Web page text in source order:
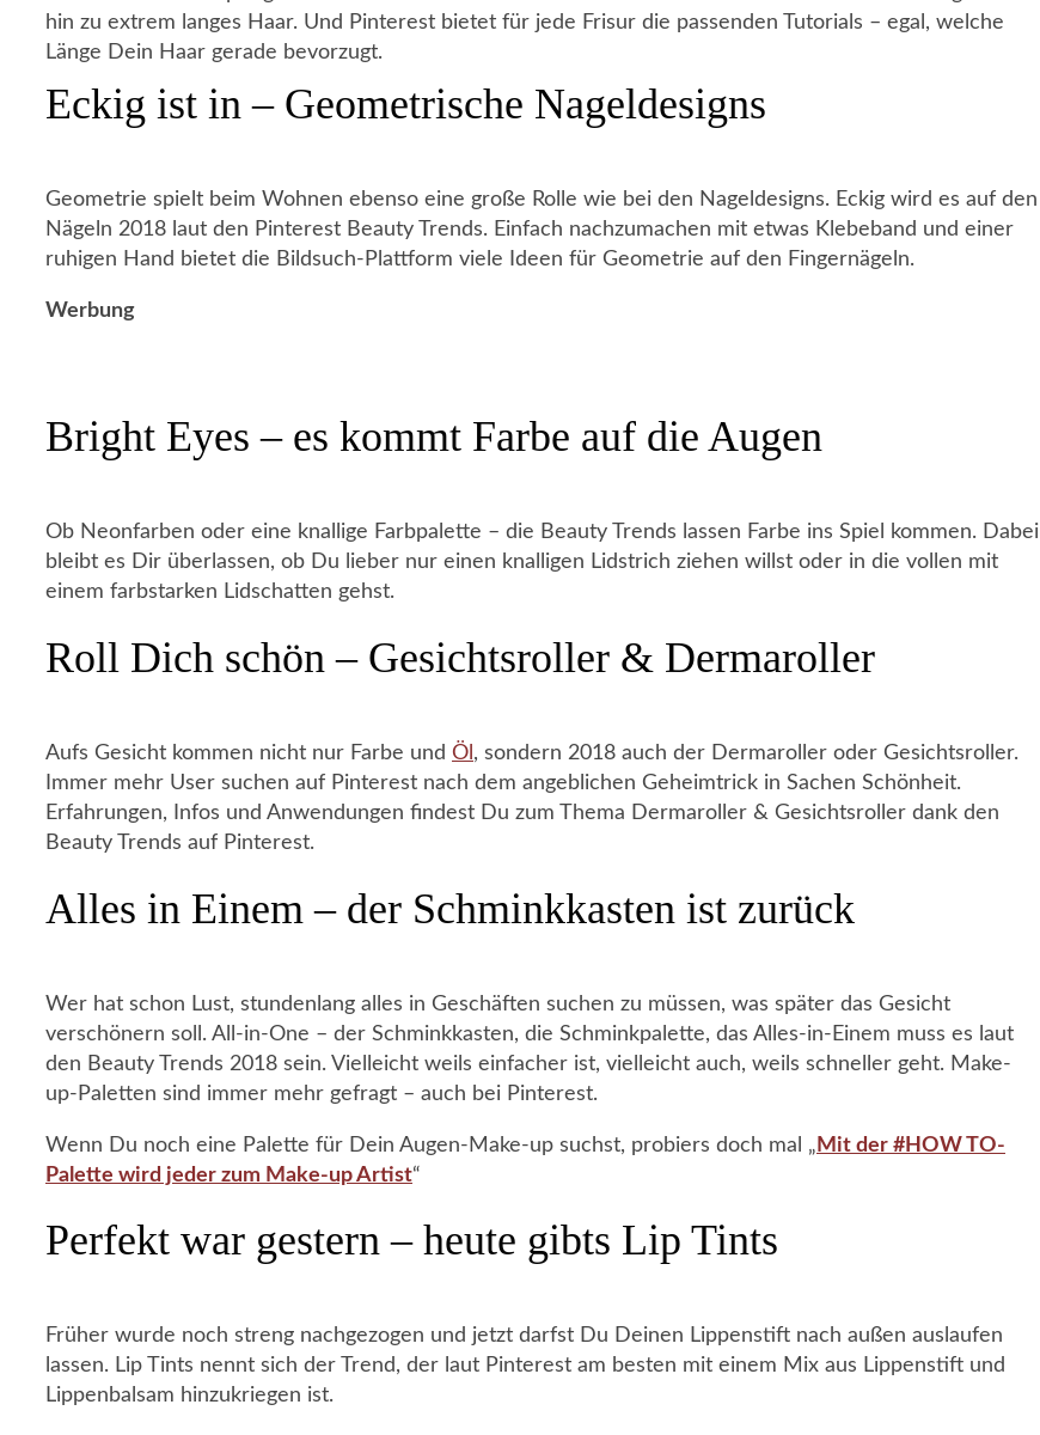
hin zu extrem langes Haar. Und Pinterest bietet für jede Frisur die passenden Tutorials – egal, welche
Länge Dein Haar gerade bevorzugt.
Eckig ist in – Geometrische Nageldesigns
Geometrie spielt beim Wohnen ebenso eine große Rolle wie bei den Nageldesigns. Eckig wird es auf den
Nägeln 2018 laut den Pinterest Beauty Trends. Einfach nachzumachen mit etwas Klebeband und einer
ruhigen Hand bietet die Bildsuch-Plattform viele Ideen für Geometrie auf den Fingernägeln.
Werbung
Bright Eyes – es kommt Farbe auf die Augen
Ob Neonfarben oder eine knallige Farbpalette – die Beauty Trends lassen Farbe ins Spiel kommen. Dabei
bleibt es Dir überlassen, ob Du lieber nur einen knalligen Lidstrich ziehen willst oder in die vollen mit
einem farbstarken Lidschatten gehst.
Roll Dich schön – Gesichtsroller & Dermaroller
Aufs Gesicht kommen nicht nur Farbe und Öl , sondern 2018 auch der Dermaroller oder Gesichtsroller.
Immer mehr User suchen auf Pinterest nach dem angeblichen Geheimtrick in Sachen Schönheit.
Erfahrungen, Infos und Anwendungen findest Du zum Thema Dermaroller & Gesichtsroller dank den
Beauty Trends auf Pinterest.
Alles in Einem – der Schminkkasten ist zurück
Wer hat schon Lust, stundenlang alles in Geschäften suchen zu müssen, was später das Gesicht
verschönern soll. All-in-One – der Schminkkasten, die Schminkpalette, das Alles-in-Einem muss es laut
den Beauty Trends 2018 sein. Vielleicht weils einfacher ist, vielleicht auch, weils schneller geht. Make-
up-Paletten sind immer mehr gefragt – auch bei Pinterest.
Wenn Du noch eine Palette für Dein Augen-Make-up suchst, probiers doch mal „ Mit der #HOW TO-
Palette wird jeder zum Make-up Artist“
Perfekt war gestern – heute gibts Lip Tints
Früher wurde noch streng nachgezogen und jetzt darfst Du Deinen Lippenstift nach außen auslaufen
lassen. Lip Tints nennt sich der Trend, der laut Pinterest am besten mit einem Mix aus Lippenstift und
Lippenbalsam hinzukriegen ist.